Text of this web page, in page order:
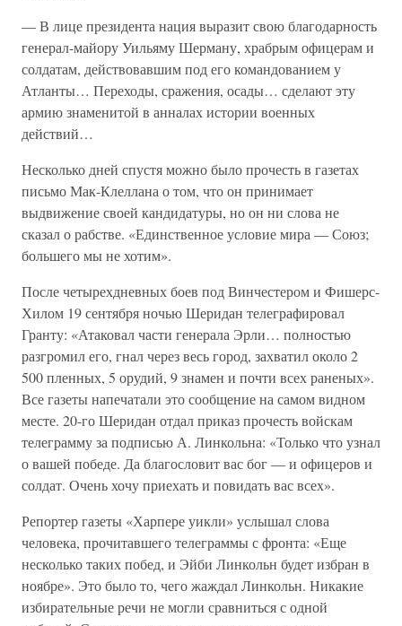
— В лице президента нация выразит свою благодарность
генерал-майору Уильяму Шерману, храбрым офицерам и
солдатам, действовавшим под его командованием у
Атланты… Переходы, сражения, осады… сделают эту
армию знаменитой в анналах истории военных
действий…
Несколько дней спустя можно было прочесть в газетах
письмо Мак-Клеллана о том, что он принимает
выдвижение своей кандидатуры, но он ни слова не
сказал о рабстве. «Единственное условие мира — Союз;
большего мы не хотим».
После четырехдневных боев под Винчестером и Фишерс-
Хилом 19 сентября ночью Шеридан телеграфировал
Гранту: «Атаковал части генерала Эрли… полностью
разгромил его, гнал через весь город, захватил около 2
500 пленных, 5 орудий, 9 знамен и почти всех раненых».
Все газеты напечатали это сообщение на самом видном
месте. 20-го Шеридан отдал приказ прочесть войскам
телеграмму за подписью А. Линкольна: «Только что узнал
о вашей победе. Да благословит вас бог — и офицеров и
солдат. Очень хочу приехать и повидать вас всех».
Репортер газеты «Харпере уикли» услышал слова
человека, прочитавшего телеграммы с фронта: «Еще
несколько таких побед, и Эйби Линкольн будет избран в
ноябре». Это было то, чего жаждал Линкольн. Никакие
избирательные речи не могли сравниться с одной